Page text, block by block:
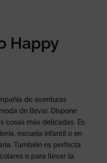
Happy
de aventuras
de llevar. Dispone
cosas más delicadas. Es
escuela infantil o en
También es perfecta
o para llevar la